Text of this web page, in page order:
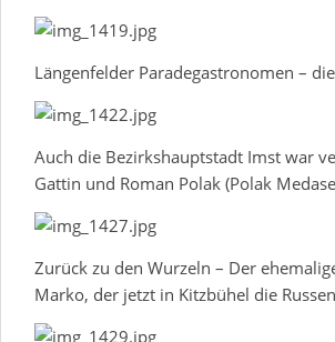
Längenfelder Paradegastronomen –
Auch die Bezirkshauptstadt Imst war
Gattin und Roman Polak (Polak
Zurück zu den Wurzeln – Der
Marko, der jetzt in Kitzbühel die